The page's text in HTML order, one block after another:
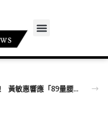
女性腰圍80、男性90公分是警戒線 黃敏惠響應「89量腰日」籲做好健康ACE